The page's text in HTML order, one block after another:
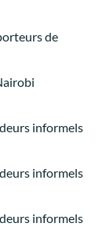
de
informels
informels
informels